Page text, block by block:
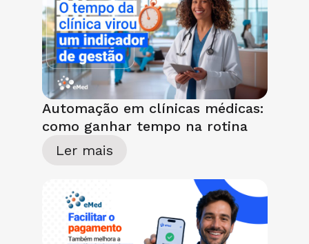
Automação em clínicas médicas:
como ganhar tempo na rotina
Ler mais